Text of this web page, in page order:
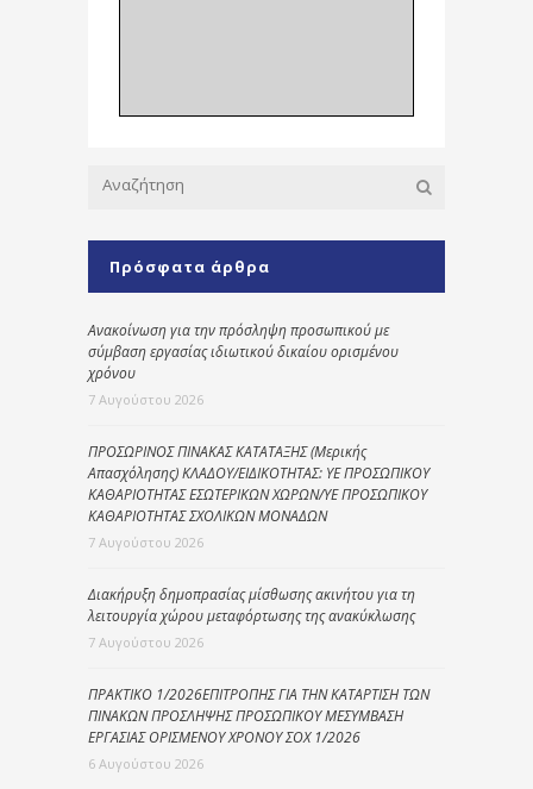
Πρόσφατα άρθρα
Ανακοίνωση για την πρόσληψη προσωπικού με
σύμβαση εργασίας ιδιωτικού δικαίου ορισμένου
χρόνου
7 Αυγούστου 2026
ΠΡΟΣΩΡΙΝΟΣ ΠΙΝΑΚΑΣ ΚΑΤΑΤΑΞΗΣ (Μερικής
Απασχόλησης) ΚΛΑΔΟΥ/ΕΙΔΙΚΟΤΗΤΑΣ: ΥΕ ΠΡΟΣΩΠΙΚΟΥ
ΚΑΘΑΡΙΟΤΗΤΑΣ ΕΣΩΤΕΡΙΚΩΝ ΧΩΡΩΝ/ΥΕ ΠΡΟΣΩΠΙΚΟΥ
ΚΑΘΑΡΙΟΤΗΤΑΣ ΣΧΟΛΙΚΩΝ ΜΟΝΑΔΩΝ
7 Αυγούστου 2026
Διακήρυξη δημοπρασίας μίσθωσης ακινήτου για τη
λειτουργία χώρου μεταφόρτωσης της ανακύκλωσης
7 Αυγούστου 2026
ΠΡΑΚΤΙΚΟ 1/2026ΕΠΙΤΡΟΠΗΣ ΓΙΑ ΤΗΝ ΚΑΤΑΡΤΙΣΗ ΤΩΝ
ΠΙΝΑΚΩΝ ΠΡΟΣΛΗΨΗΣ ΠΡΟΣΩΠΙΚΟΥ ΜΕΣΥΜΒΑΣΗ
ΕΡΓΑΣΙΑΣ ΟΡΙΣΜΕΝΟΥ ΧΡΟΝΟΥ ΣΟΧ 1/2026
6 Αυγούστου 2026